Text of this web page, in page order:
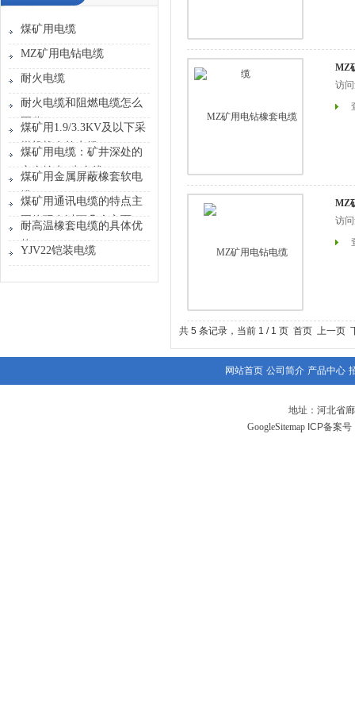
煤矿用电缆
MZ矿用电钻电缆
耐火电缆
耐火电缆和阻燃电缆怎么
区分
煤矿用1.9/3.3KV及以下采
煤机橡套软电缆
煤矿用电缆：矿井深处的
安全输电“生命线”
煤矿用金属屏蔽橡套软电
缆
煤矿用通讯电缆的特点主
要体现在以下几个方面
耐高温橡套电缆的具体优
势
YJV22铠装电缆
MZ
访
MZ
访
共 5 条记录，当前 1 / 1 页 首页 上一页
网站首页 公司简介 产品中心
地址：河北省
GoogleSitemap ICP备案号